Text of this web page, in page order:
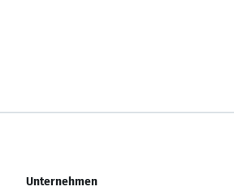
Unternehmen